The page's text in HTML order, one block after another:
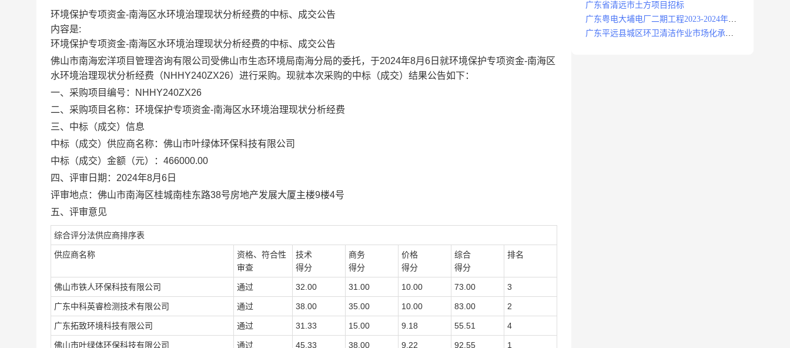
环境保护专项资金-南海区水环境治理现状分析经费的中标、成交公告
内容是:
环境保护专项资金-南海区水环境治理现状分析经费的中标、成交公告
佛山市南海宏洋项目管理咨询有限公司受佛山市生态环境局南海分局的委托，于2024年8月6日就环境保护专项资金-南海区
水环境治理现状分析经费（NHHY240ZX26）进行采购。现就本次采购的中标（成交）结果公告如下：
一、采购项目编号：NHHY240ZX26
二、采购项目名称：环境保护专项资金-南海区水环境治理现状分析经费
三、中标（成交）信息
中标（成交）供应商名称：佛山市叶绿体环保科技有限公司
中标（成交）金额（元）：466000.00
四、评审日期：2024年8月6日
评审地点：佛山市南海区桂城南桂东路38号房地产发展大厦主楼9楼4号
五、评审意见
综合评分法供应商排序表
供应商名称
资格、符合性
审查
技术
得分
商务
得分
价格
得分
综合
得分
排名
佛山市铁人环保科技有限公司 通过 32.00 31.00 10.00 73.00 3
广东中科英睿检测技术有限公司 通过 38.00 35.00 10.00 83.00 2
广东拓致环境科技有限公司 通过 31.33 15.00 9.18 55.51 4
佛山市叶绿体环保科技有限公司 通过 45.33 38.00 9.22 92.55 1
广东省清远市土方项目招标
广东粤电大埔电厂二期工程2023-2024年度
安保服务项目招标公告
广东平远县城区环卫清洁作业市场化承包